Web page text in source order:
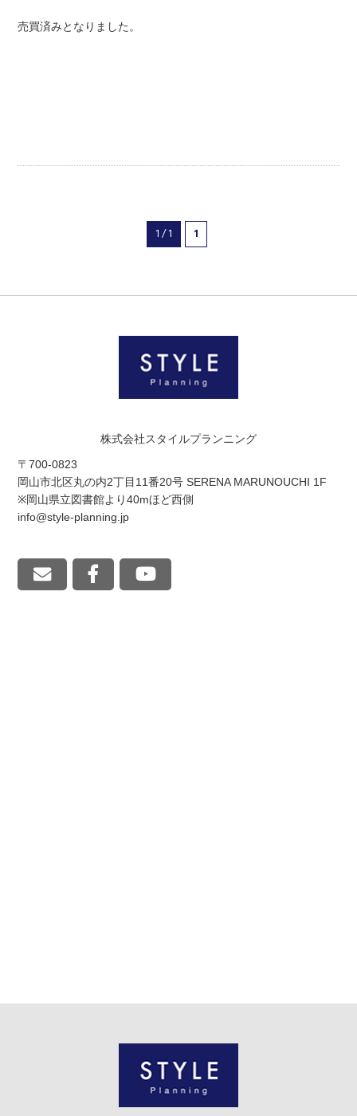
売買済みとなりました。
1 / 1 1
株式会社スタイルプランニング
〒700-0823
岡山市北区丸の内2丁目11番20号 SERENA MARUNOUCHI 1F
※岡山県立図書館より40mほど西側
info@style-planning.jp